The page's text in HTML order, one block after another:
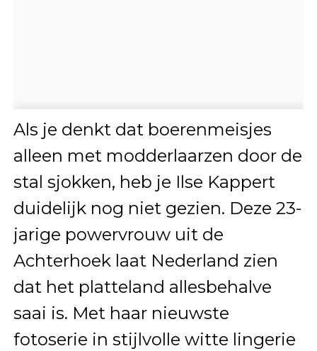
Als je denkt dat boerenmeisjes
alleen met modderlaarzen door de
stal sjokken, heb je Ilse Kappert
duidelijk nog niet gezien. Deze 23-
jarige powervrouw uit de
Achterhoek laat Nederland zien
dat het platteland allesbehalve
saai is. Met haar nieuwste
fotoserie in stijlvolle witte lingerie